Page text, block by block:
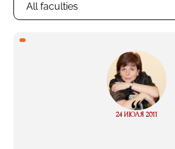
All faculties
“
24 ИЮЛЯ 2011
Read